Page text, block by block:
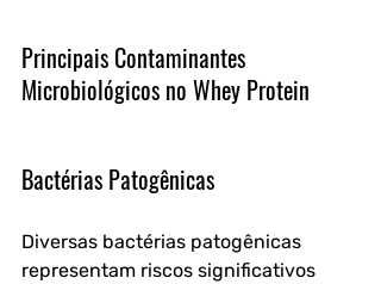
Principais Contaminantes
Microbiológicos no Whey Protein
Bactérias Patogênicas
Diversas bactérias patogênicas
representam riscos significativos